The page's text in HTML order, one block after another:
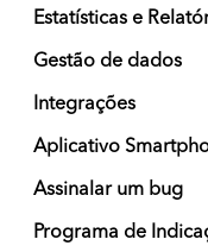
Estatísticas e
Gestão de dados
Integrações
Aplicativo
Assinalar um bug
Programa de